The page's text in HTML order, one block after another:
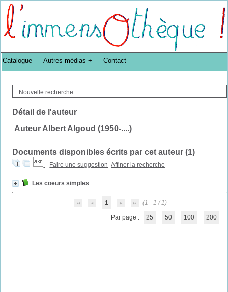
Bibliothèque DoucheFLUX Bibliotheek -->
Nouvelle recherche
Détail de l'auteur
Auteur Albert Algoud (1950-....)
Documents disponibles écrits par cet auteur (1)
Faire une suggestion Affiner la recherche
Les coeurs simples
1 (1 - 1 / 1)
Par page : 25 50 100 200
Catalogue Autres médias Contact